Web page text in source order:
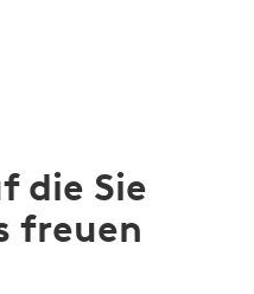
die Sie
freuen